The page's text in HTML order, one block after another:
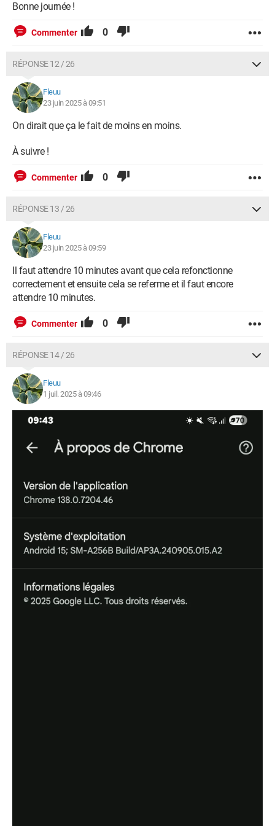
Bonne journée !
Commenter 0
RÉPONSE 12 / 26
Fleuu
23 juin 2025 à 09:51
On dirait que ça le fait de moins en moins.
À suivre !
Commenter 0
RÉPONSE 13 / 26
Fleuu
23 juin 2025 à 09:59
Il faut attendre 10 minutes avant que cela refonctionne
correctement et ensuite cela se referme et il faut encore
attendre 10 minutes.
Commenter 0
RÉPONSE 14 / 26
Fleuu
1 juil. 2025 à 09:46